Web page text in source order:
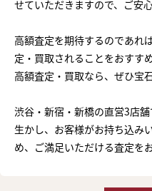
せていただきますので、ご安
高額査定を期待するのであれ
定・買取されることをおすす
高額査定・買取なら、ぜひ宝
渋谷・新宿・新橋の直営3店
生かし、お客様がお持ち込み
め、ご満足いただける査定を